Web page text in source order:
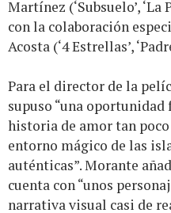
Martínez (‘Subsuelo’,
con la colaboración
Acosta (‘4 Estrellas’,
Para el director de la
supuso “una
historia de amor tan
entorno mágico de las
auténticas”. Morante
cuenta con “unos
narrativa visual casi de